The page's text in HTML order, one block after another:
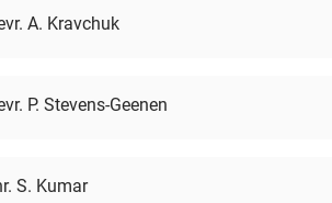
А. Kravchuk
P. Stevens-Geenen
S. Kumar